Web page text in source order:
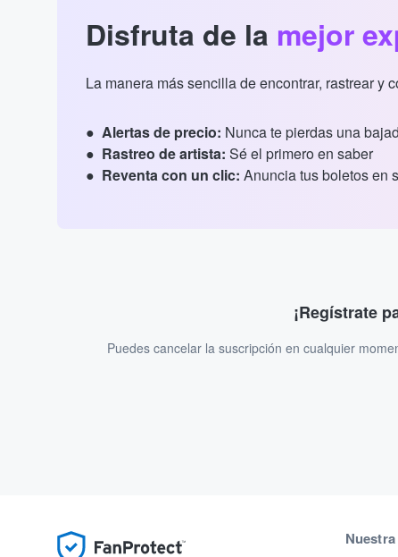
Disfruta de la mejor
La manera más sencilla de encontrar, rastrear y
Alertas de precio: Nunca te pierdas una
Rastreo de artista: Sé el primero en saber
Reventa con un clic: Anuncia tus boletos en
¡Regístrate
Puedes cancelar la suscripción en cualquier